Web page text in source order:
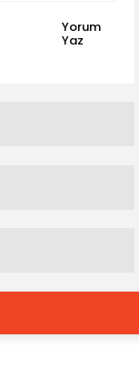
Yorum
Yaz